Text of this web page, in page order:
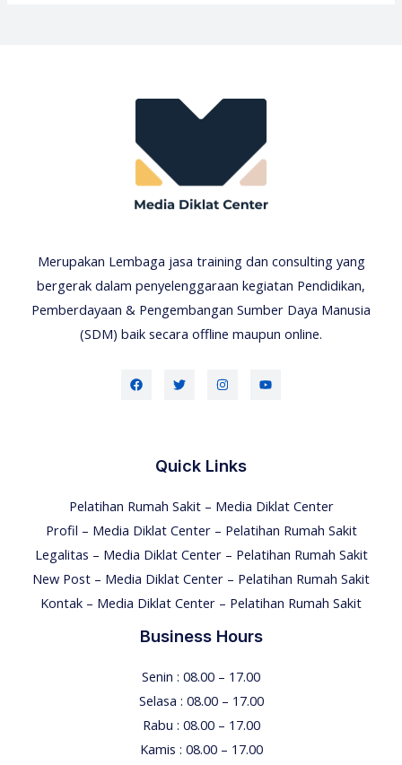
Merupakan Lembaga jasa training dan consulting yang
bergerak dalam penyelenggaraan kegiatan Pendidikan,
Pemberdayaan & Pengembangan Sumber Daya Manusia
(SDM) baik secara offline maupun online.
Quick Links
Pelatihan Rumah Sakit – Media Diklat Center
Profil – Media Diklat Center – Pelatihan Rumah Sakit
Legalitas – Media Diklat Center – Pelatihan Rumah Sakit
New Post – Media Diklat Center – Pelatihan Rumah Sakit
Kontak – Media Diklat Center – Pelatihan Rumah Sakit
Business Hours
Senin : 08.00 – 17.00
Selasa : 08.00 – 17.00
Rabu : 08.00 – 17.00
Kamis : 08.00 – 17.00